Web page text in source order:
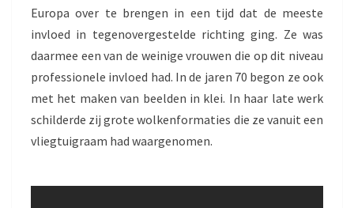
Europa over te brengen in een tijd dat de meeste
invloed in tegenovergestelde richting ging. Ze was
daarmee een van de weinige vrouwen die op dit niveau
professionele invloed had. In de jaren 70 begon ze ook
met het maken van beelden in klei. In haar late werk
schilderde zij grote wolkenformaties die ze vanuit een
vliegtuigraam had waargenomen.